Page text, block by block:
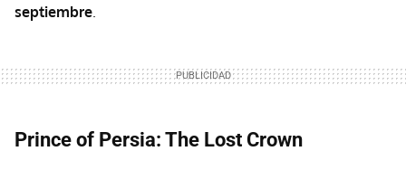
septiembre
Prince of Persia: The Lost Crown